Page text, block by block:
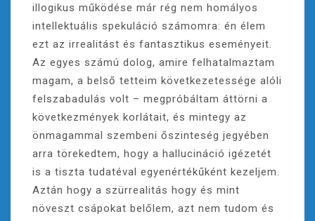
illogikus működése már rég nem homályos
intellektuális spekuláció számomra: én élem
ezt az irrealitást és fantasztikus eseményeit.
Az egyes számú dolog, amire felhatalmaztam
magam, a belső tetteim következetessége alóli
felszabadulás volt – megpróbáltam áttörni a
következmények korlátait, és mintegy az
önmagammal szembeni őszinteség jegyében
arra törekedtem, hogy a hallucináció igézetét
is a tiszta tudatéval egyenértékűként kezeljem.
Aztán hogy a szürrealitás hogy és mint
növeszt csápokat belőlem, azt nem tudom és